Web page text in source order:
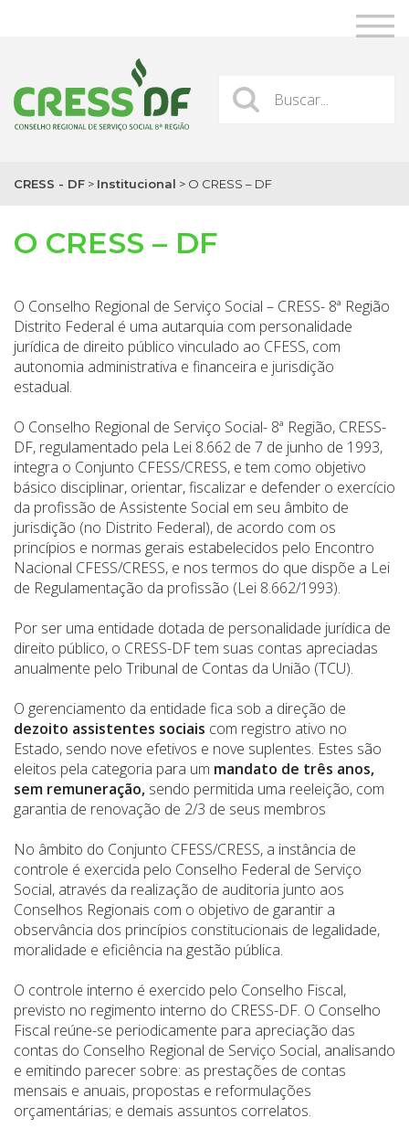
CRESS - DF > Institucional > O CRESS – DF
O CRESS – DF
O Conselho Regional de Serviço Social – CRESS- 8ª Região
Distrito Federal é uma autarquia com personalidade
jurídica de direito público vinculado ao CFESS, com
autonomia administrativa e financeira e jurisdição
estadual.
O Conselho Regional de Serviço Social- 8ª Região, CRESS-
DF, regulamentado pela Lei 8.662 de 7 de junho de 1993,
integra o Conjunto CFESS/CRESS, e tem como objetivo
básico disciplinar, orientar, fiscalizar e defender o exercício
da profissão de Assistente Social em seu âmbito de
jurisdição (no Distrito Federal), de acordo com os
princípios e normas gerais estabelecidos pelo Encontro
Nacional CFESS/CRESS, e nos termos do que dispõe a Lei
de Regulamentação da profissão (Lei 8.662/1993).
Por ser uma entidade dotada de personalidade jurídica de
direito público, o CRESS-DF tem suas contas apreciadas
anualmente pelo Tribunal de Contas da União (TCU).
O gerenciamento da entidade fica sob a direção de
dezoito assistentes sociais com registro ativo no
Estado, sendo nove efetivos e nove suplentes. Estes são
eleitos pela categoria para um mandato de três anos,
sem remuneração, sendo permitida uma reeleição, com
garantia de renovação de 2/3 de seus membros
No âmbito do Conjunto CFESS/CRESS, a instância de
controle é exercida pelo Conselho Federal de Serviço
Social, através da realização de auditoria junto aos
Conselhos Regionais com o objetivo de garantir a
observância dos princípios constitucionais de legalidade,
moralidade e eficiência na gestão pública.
O controle interno é exercido pelo Conselho Fiscal,
previsto no regimento interno do CRESS-DF. O Conselho
Fiscal reúne-se periodicamente para apreciação das
contas do Conselho Regional de Serviço Social, analisando
e emitindo parecer sobre: as prestações de contas
mensais e anuais, propostas e reformulações
orçamentárias; e demais assuntos correlatos.